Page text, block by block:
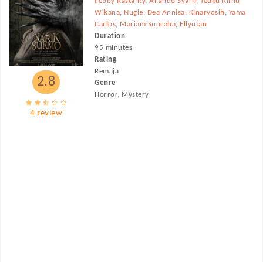
2.8
4 review
Wikana, Nugie, Dea Annisa, Kinaryosih , Yama
Carlos, Mariam Supraba, Ellyutan
Duration
95 minutes
Rating
Remaja
Genre
Horror, Mystery